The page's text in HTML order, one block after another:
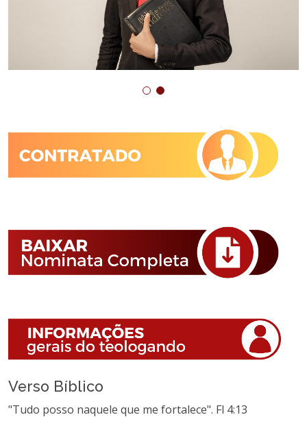
Verso Bíblico
"Tudo posso naquele que me fortalece". Fl 4:13